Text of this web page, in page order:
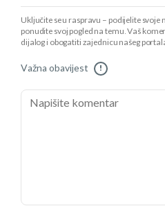
Uključite se u raspravu – podijelite svoje
ponudite svoj pogled na temu. Vaš
dijalog i obogatiti zajednicu našeg
Važna obavijest !